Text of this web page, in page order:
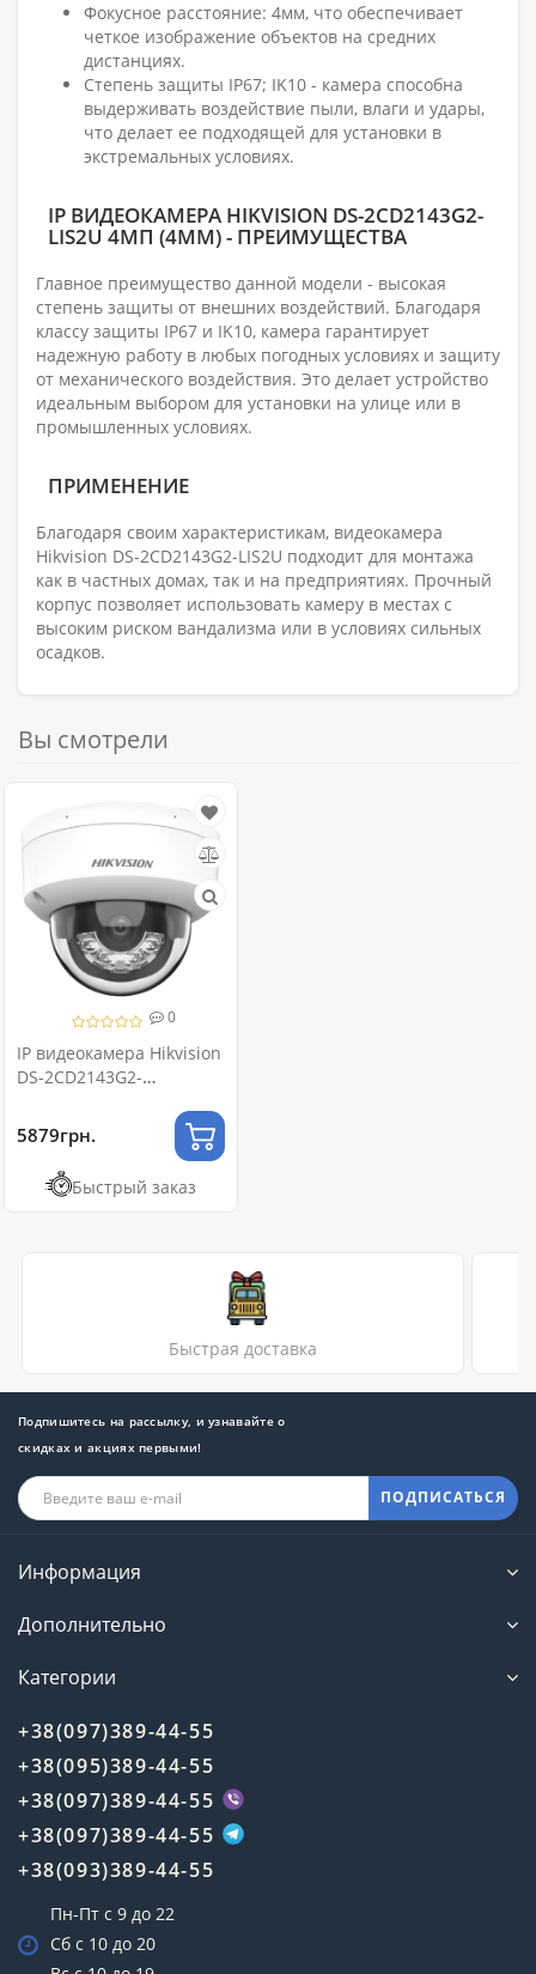
Фокусное расстояние: 4мм, что обеспечивает
четкое изображение объектов на средних
дистанциях.
Степень защиты IP67; IK10 - камера способна
выдерживать воздействие пыли, влаги и удары,
что делает ее подходящей для установки в
экстремальных условиях.
IP ВИДЕОКАМЕРА HIKVISION DS-2CD2143G2-
LIS2U 4МП (4ММ) - ПРЕИМУЩЕСТВА
Главное преимущество данной модели - высокая
степень защиты от внешних воздействий. Благодаря
классу защиты IP67 и IK10, камера гарантирует
надежную работу в любых погодных условиях и защиту
от механического воздействия. Это делает устройство
идеальным выбором для установки на улице или в
промышленных условиях.
ПРИМЕНЕНИЕ
Благодаря своим характеристикам, видеокамера
Hikvision DS-2CD2143G2-LIS2U подходит для монтажа
как в частных домах, так и на предприятиях. Прочный
корпус позволяет использовать камеру в местах с
высоким риском вандализма или в условиях сильных
осадков.
Вы смотрели
0
IP видеокамера Hikvision
DS-2CD2143G2-
5879грн.
Быстрый заказ
Быстрая доставка
Подпишитесь на рассылку, и узнавайте о
скидках и акциях первыми!
ПОДПИСАТЬСЯ
Информация
Дополнительно
Категории
+38(097)389-44-55
+38(095)389-44-55
+38(097)389-44-55
+38(097)389-44-55
+38(093)389-44-55
Пн-Пт с 9 до 22
Сб с 10 до 20